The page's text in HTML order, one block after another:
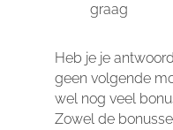
graag
Heb je je
geen volgende
wel nog veel
Zowel de